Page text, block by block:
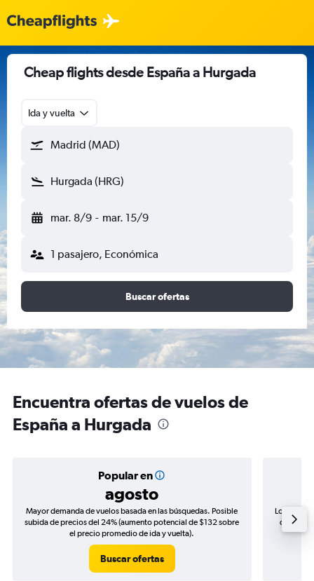
Cheap flights desde España a Hurgada
Ida y vuelta
Madrid (MAD)
Hurgada (HRG)
mar. 8/9 - mar. 15/9
1 pasajero, Económica
Buscar ofertas
Encuentra ofertas de vuelos de
España a Hurgada
Popular en
agosto
Mayor demanda de vuelos basada en las búsquedas. Posible
subida de precios del 24% (aumento potencial de $132 sobre
el precio promedio de ida y vuelta).
Buscar ofertas
Los
de